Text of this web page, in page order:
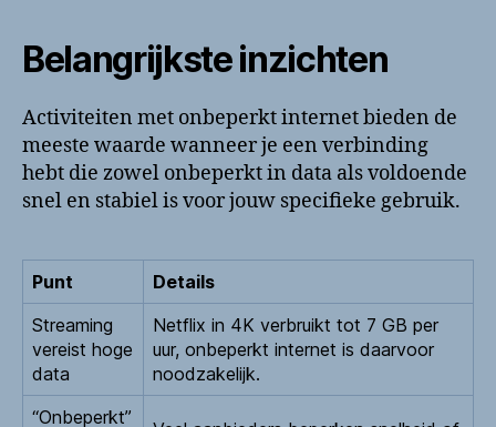
Belangrijkste inzichten
Activiteiten met onbeperkt internet bieden de
meeste waarde wanneer je een verbinding
hebt die zowel onbeperkt in data als voldoende
snel en stabiel is voor jouw specifieke gebruik.
Punt
Details
Streaming
vereist hoge
data
Netflix in 4K verbruikt tot 7 GB per
uur, onbeperkt internet is daarvoor
noodzakelijk.
“Onbeperkt”